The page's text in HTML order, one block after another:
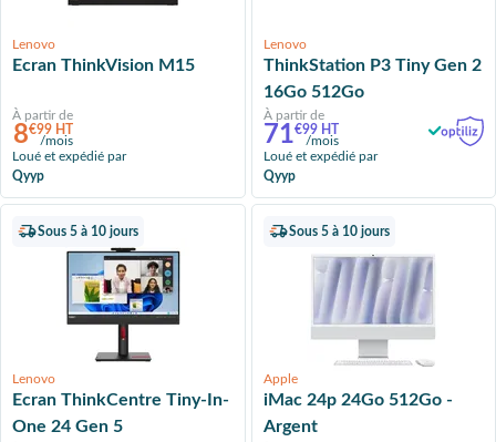
Lenovo
Ecran ThinkVision M15
À partir de
8€99 HT
/mois
Loué et expédié par
Qyyp
Lenovo
ThinkStation P3 Tiny Gen 2
16Go 512Go
À partir de
71€99 HT
/mois
Loué et expédié par
Qyyp
Sous 5 à 10 jours
Lenovo
Ecran ThinkCentre Tiny-In-
One 24 Gen 5
Sous 5 à 10 jours
Apple
iMac 24p 24Go 512Go -
Argent